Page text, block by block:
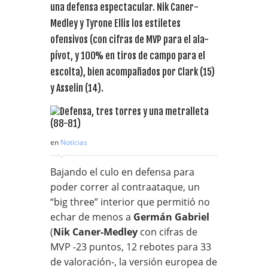
una defensa espectacular. Nik Caner-
Medley y Tyrone Ellis los estiletes
ofensivos (con cifras de MVP para el ala-
pívot, y 100% en tiros de campo para el
escolta), bien acompañados por Clark (15)
y Asselin (14).
en Noticias
Bajando el culo en defensa para
poder correr al contraataque, un
“big three” interior que permitió no
echar de menos a Germán Gabriel
(Nik Caner-Medley con cifras de
MVP -23 puntos, 12 rebotes para 33
de valoración-, la versión europea de